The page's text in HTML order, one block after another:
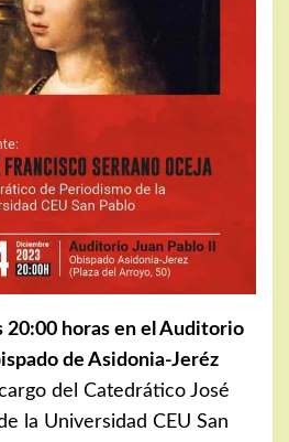
20:00 horas en el Auditorio
de Asidonia-Jeréz
del Catedrático José
la Universidad CEU San